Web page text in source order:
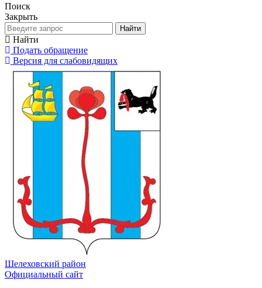
Поиск
Закрыть
Найти
Найти
Подать обращение
Версия для слабовидящих
Шелеховский район
Официальный сайт